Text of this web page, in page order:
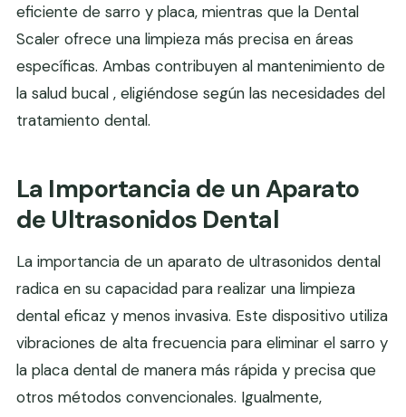
eficiente de sarro y placa, mientras que la Dental
Scaler ofrece una limpieza más precisa en áreas
específicas. Ambas contribuyen al mantenimiento de
la salud bucal , eligiéndose según las necesidades del
tratamiento dental.
La Importancia de un Aparato
de Ultrasonidos Dental
La importancia de un aparato de ultrasonidos dental
radica en su capacidad para realizar una limpieza
dental eficaz y menos invasiva. Este dispositivo utiliza
vibraciones de alta frecuencia para eliminar el sarro y
la placa dental de manera más rápida y precisa que
otros métodos convencionales. Igualmente,